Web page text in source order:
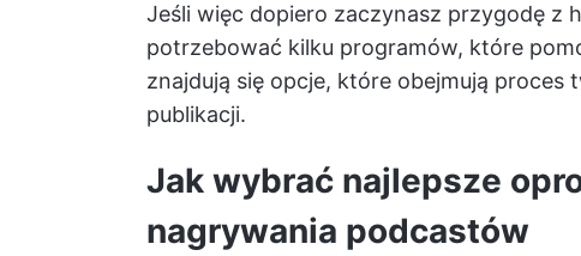
Jeśli więc dopiero zaczynasz przygodę z
potrzebować kilku programów, które
znajdują się opcje, które obejmują proces
publikacji.
Jak wybrać najlepsze
nagrywania podcastów